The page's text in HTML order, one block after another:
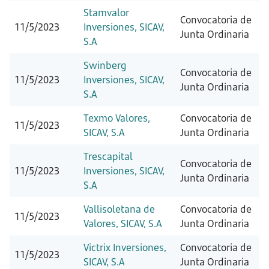
11/5/2023
Stamvalor
Inversiones, SICAV,
S.A
Convocatoria de
Junta Ordinaria
11/5/2023
Swinberg
Inversiones, SICAV,
S.A
Convocatoria de
Junta Ordinaria
11/5/2023
Texmo Valores,
SICAV, S.A
Convocatoria de
Junta Ordinaria
11/5/2023
Trescapital
Inversiones, SICAV,
S.A
Convocatoria de
Junta Ordinaria
11/5/2023
Vallisoletana de
Valores, SICAV, S.A
Convocatoria de
Junta Ordinaria
11/5/2023
Victrix Inversiones,
SICAV, S.A
Convocatoria de
Junta Ordinaria